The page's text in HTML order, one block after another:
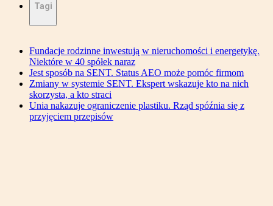
Tagi
Fundacje rodzinne inwestują w nieruchomości i energetykę.
Niektóre w 40 spółek naraz
Jest sposób na SENT. Status AEO może pomóc firmom
Zmiany w systemie SENT. Ekspert wskazuje kto na nich
skorzysta, a kto straci
Unia nakazuje ograniczenie plastiku. Rząd spóźnia się z
przyjęciem przepisów